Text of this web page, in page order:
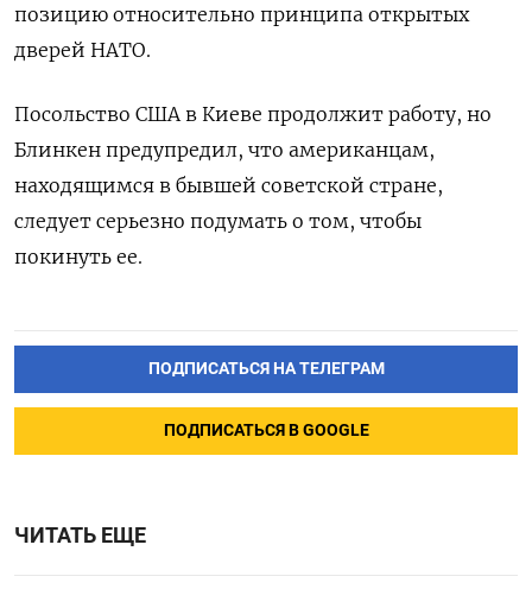
позицию относительно принципа открытых
дверей НАТО.
Посольство США в Киеве продолжит работу, но
Блинкен предупредил, что американцам,
находящимся в бывшей советской стране,
следует серьезно подумать о том, чтобы
покинуть ее.
ПОДПИСАТЬСЯ НА ТЕЛЕГРАМ
ПОДПИСАТЬСЯ В GOOGLE
ЧИТАТЬ ЕЩЕ